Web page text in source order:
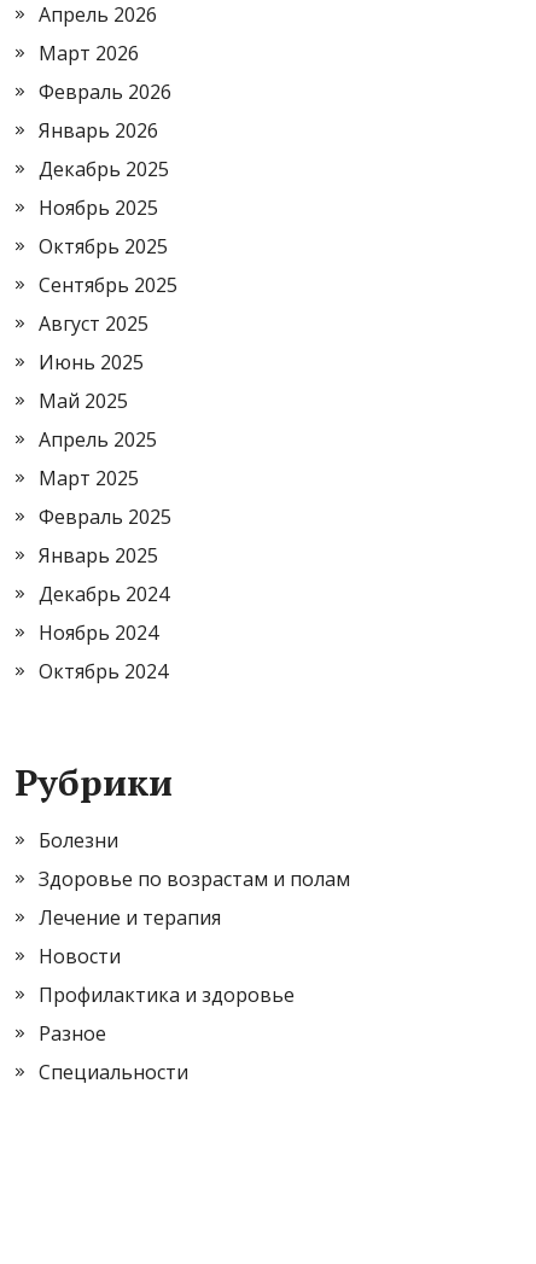
Апрель 2026
Март 2026
Февраль 2026
Январь 2026
Декабрь 2025
Ноябрь 2025
Октябрь 2025
Сентябрь 2025
Август 2025
Июнь 2025
Май 2025
Апрель 2025
Март 2025
Февраль 2025
Январь 2025
Декабрь 2024
Ноябрь 2024
Октябрь 2024
Рубрики
Болезни
Здоровье по возрастам и полам
Лечение и терапия
Новости
Профилактика и здоровье
Разное
Специальности